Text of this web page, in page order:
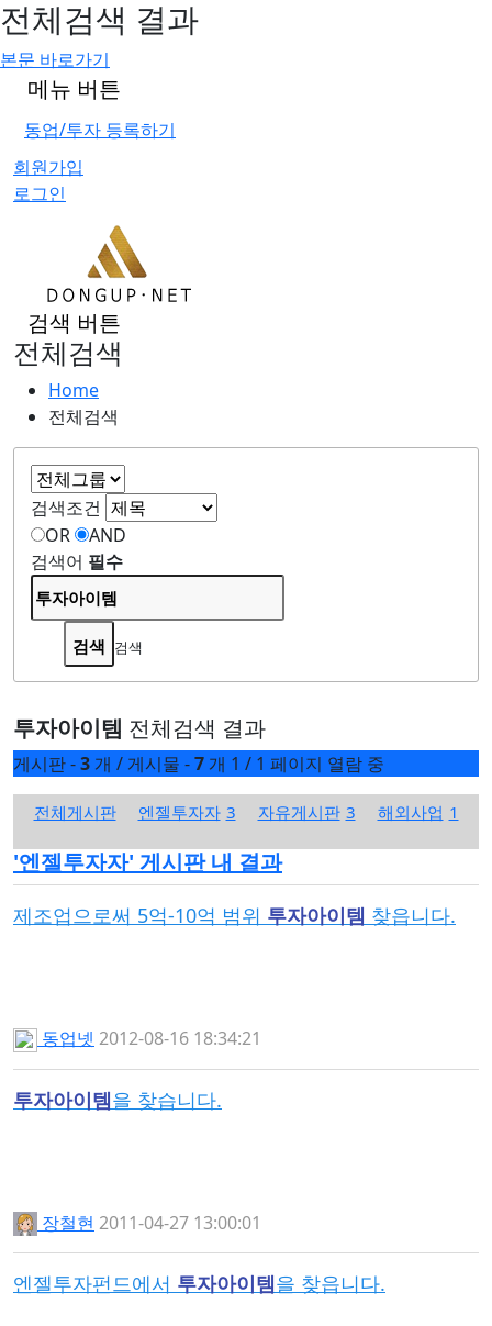
전체검색 결과
본문 바로가기
메뉴 버튼
동업/투자 등록하기
회원가입
로그인
검색 버튼
전체검색
Home
전체검색
검색조건
OR
AND
검색어 필수
검색
투자아이템 전체검색 결과
게시판 -3 개 / 게시물 -7 개 1 / 1 페이지 열람 중
전체게시판 엔젤투자자 3 자유게시판 3 해외사업 1
'엔젤투자자' 게시판 내 결과
제조업으로써 5억-10억 범위 투자아이템 찾읍니다.
동업넷 2012-08-16 18:34:21
투자아이템을 찾습니다.
장철현 2011-04-27 13:00:01
엔젤투자펀드에서 투자아이템을 찾읍니다.